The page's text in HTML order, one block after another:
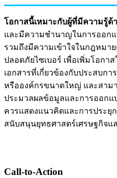
โอกาสนี้เหมาะกับผู้ที่มีความรู้ด้
และมีความชำนาญในการออก
รวมถึงมีความเข้าใจในกฎหม
ปลอดภัยไซเบอร์ เพื่อเพิ่มโอกา
เอกสารที่เกี่ยวข้องกับประสบก
หรือองค์กรขนาดใหญ่ และสาม
ประมวลผลข้อมูลและการออก
ควรแสดงแนวคิดและการประยุ
สนับสนุนยุทธศาสตร์เศรษฐกิจแ
Call-to-Action